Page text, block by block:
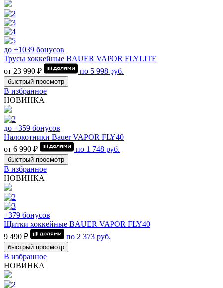
до +1039 бонусов
Трусы хоккейные BAUER VAPOR FLYLITE
от 23 990 ₽
по 5 998 руб.
быстрый просмотр
В избранное
НОВИНКА
до +359 бонусов
Налокотники Bauer VAPOR FLY40
от 6 990 ₽
по 1 748 руб.
быстрый просмотр
В избранное
НОВИНКА
+379 бонусов
Щитки хоккейные BAUER VAPOR FLY40
9 490 ₽
по 2 373 руб.
быстрый просмотр
В избранное
НОВИНКА